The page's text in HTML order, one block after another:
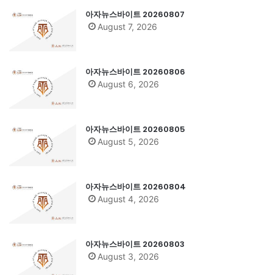
아자뉴스바이트 20260807
August 7, 2026
아자뉴스바이트 20260806
August 6, 2026
아자뉴스바이트 20260805
August 5, 2026
아자뉴스바이트 20260804
August 4, 2026
아자뉴스바이트 20260803
August 3, 2026